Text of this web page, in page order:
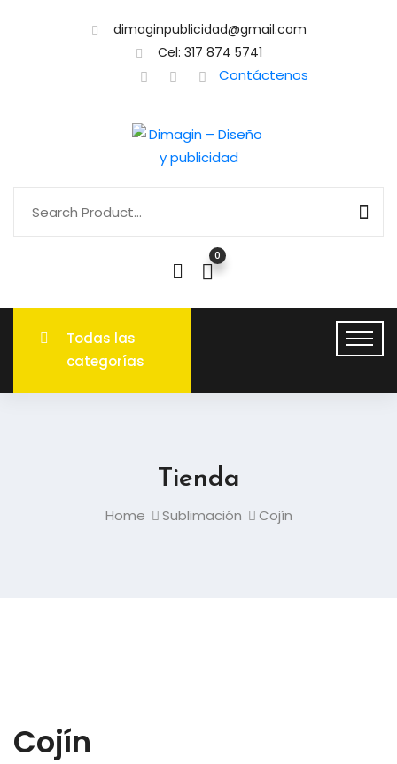
dimaginpublicidad@gmail.com
Cel: 317 874 5741
Contáctenos
0
Todas las
categorías
Tienda
Home Sublimación Cojín
Cojín